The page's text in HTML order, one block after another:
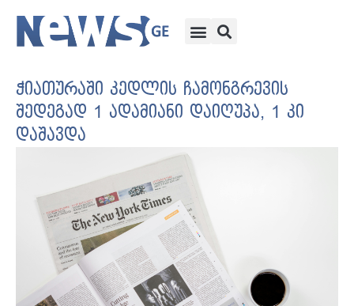
ჭიათურაში კედლის ჩამონგრევის
შედეგად 1 ადამიანი დაიღუპა, 1 კი
დაშავდა